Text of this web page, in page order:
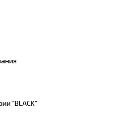
"BLACK"